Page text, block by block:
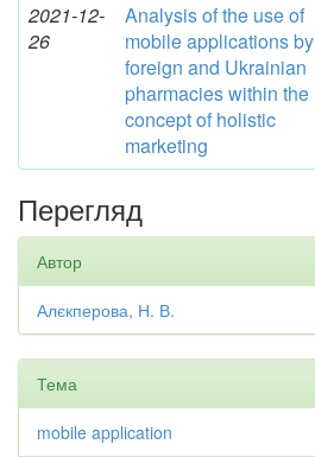
2021-12-
26
Analysis of the use of
mobile applications by
foreign and Ukrainian
pharmacies within the
concept of holistic
marketing
Перегляд
Автор
Алєкперова, Н. В.
Тема
mobile application